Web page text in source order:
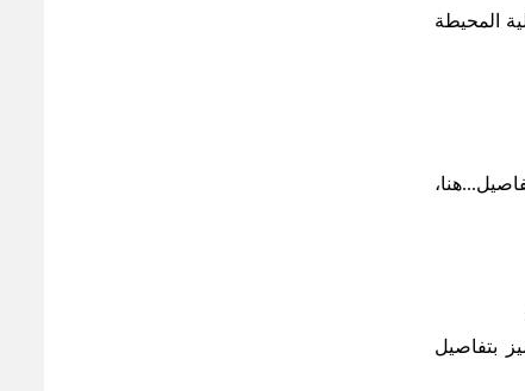
المحيطة
بتفاصيل